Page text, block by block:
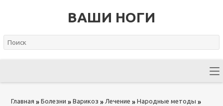
ВАШИ НОГИ
Главная » Болезни » Варикоз » Лечение » Народные методы »